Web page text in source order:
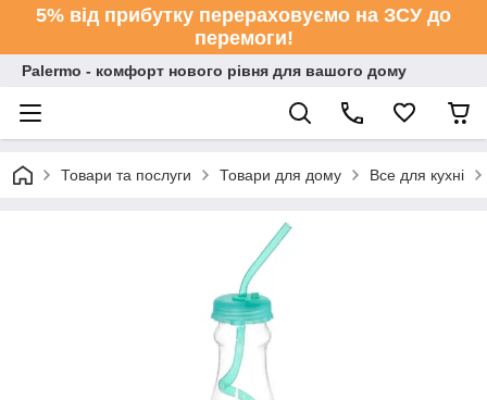
5% від прибутку перераховуємо на ЗСУ до
перемоги!
Palermo - комфорт нового рівня для вашого дому
Товари та послуги Товари для дому Все для кухні